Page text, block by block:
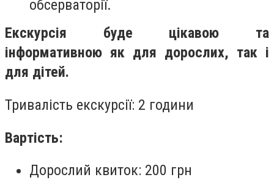
обсерваторії.
Екскурсія буде цікавою та
інформативною як для дорослих, так і
для дітей.
Тривалість екскурсії: 2 години
Вартість:
Дорослий квиток: 200 грн